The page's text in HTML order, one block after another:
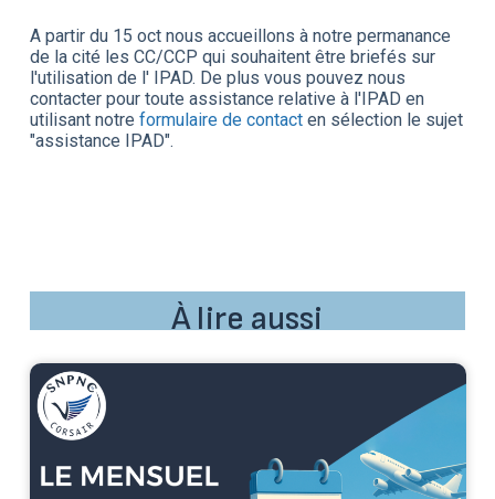
A partir du 15 oct nous accueillons à notre permanance
de la cité les CC/CCP qui souhaitent être briefés sur
l'utilisation de l' IPAD. De plus vous pouvez nous
contacter pour toute assistance relative à l'IPAD en
utilisant notre formulaire de contacten sélection le sujet
"assistance IPAD".
À lire aussi